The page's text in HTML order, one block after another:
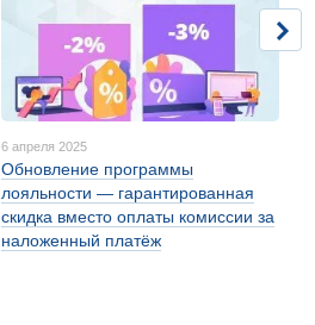
6 апреля 2025
Обновление программы
лояльности — гарантированная
скидка вместо оплаты комиссии за
наложенный платёж